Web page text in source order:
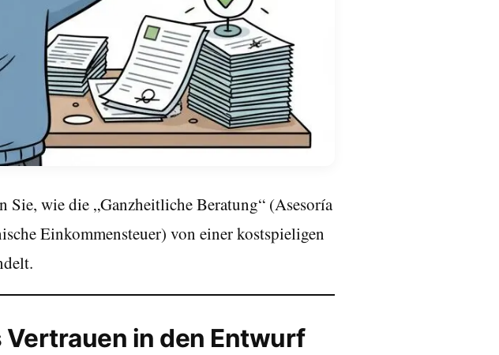
wie die „Ganzheitliche Beratung“ (Asesoría
Einkommensteuer) von einer kostspieligen
in den Entwurf